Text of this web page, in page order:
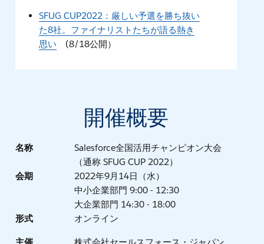
SFUG CUP2022：厳しい予選を勝ち抜い
た8社。ファイナリストたちが語る熱き
思い (8/18公開）
開催概要
名称
Salesforce全国活用チャンピオン大会
（通称 SFUG CUP 2022）
会期
2022年9月14日（水）
中小企業部門 9:00 - 12:30
大企業部門 14:30 - 18:00
形式
オンライン
主催 株式会社セールスフォース・ジャパン